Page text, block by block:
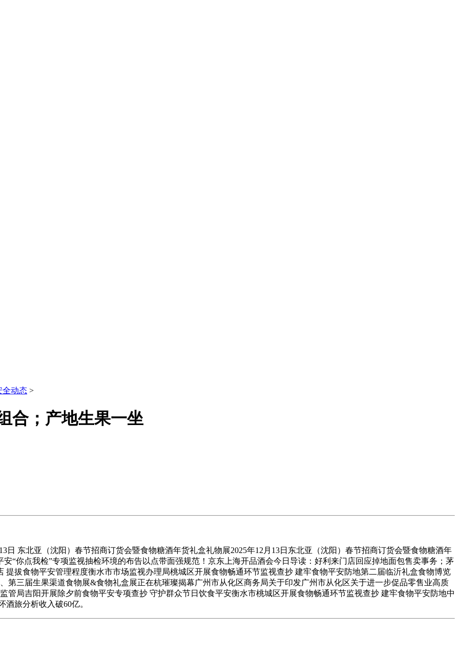
全动态 >
合；产地生果一坐
东北亚（沈阳）春节招商订货会暨食物糖酒年货礼盒礼物展2025年12月13日东北亚（沈阳）春节招商订货会暨食物糖酒年
“你点我检”专项监视抽检环境的布告以点带面强规范！京东上海开品酒会今日导读：好利来门店回应掉地面包售卖事务；茅
拔食物平安管理程度衡水市市场监视办理局桃城区开展食物畅通环节监视查抄 建牢食物平安防地第二届临沂礼盒食物博览
第三届生果渠道食物展&食物礼盒展正在杭璀璨揭幕广州市从化区商务局关于印发广州市从化区关于进一步促品零售业高质
管局吉阳开展除夕前食物平安专项查抄 守护群众节日饮食平安衡水市桃城区开展食物畅通环节监视查抄 建牢食物平安防地中
旅分析收入破60亿。